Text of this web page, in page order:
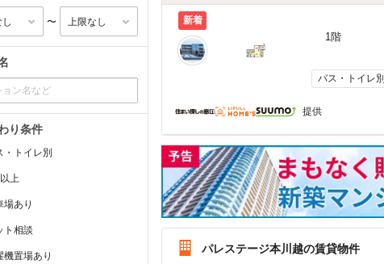
〜
り条件
・トイレ別
上
場あり
ト相談
機置場あり
新着
1階
バス・トイレ別
提供
パレステージ本川越の賃貸物件